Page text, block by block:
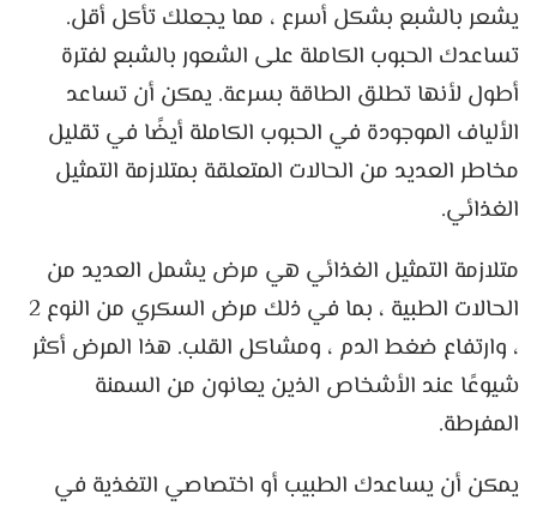
يشعر بالشبع بشكل أسرع ، مما يجعلك تأكل أقل.
تساعدك الحبوب الكاملة على الشعور بالشبع لفترة
أطول لأنها تطلق الطاقة بسرعة. يمكن أن تساعد
الألياف الموجودة في الحبوب الكاملة أيضًا في تقليل
مخاطر العديد من الحالات المتعلقة بمتلازمة التمثيل
الغذائي.
متلازمة التمثيل الغذائي هي مرض يشمل العديد من
الحالات الطبية ، بما في ذلك مرض السكري من النوع 2
، وارتفاع ضغط الدم ، ومشاكل القلب. هذا المرض أكثر
شيوعًا عند الأشخاص الذين يعانون من السمنة
المفرطة.
يمكن أن يساعدك الطبيب أو اختصاصي التغذية في